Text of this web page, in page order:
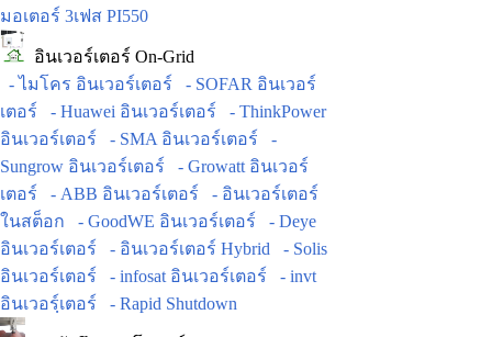
มอเตอร์ 3เฟส PI550
อินเวอร์เตอร์ On-Grid
- ไมโคร อินเวอร์เตอร์
- SOFAR อินเวอร์
เตอร์
- Huawei อินเวอร์เตอร์
- ThinkPower
อินเวอร์เตอร์
- SMA อินเวอร์เตอร์
-
Sungrow อินเวอร์เตอร์
- Growatt อินเวอร์
เตอร์
- ABB อินเวอร์เตอร์
- อินเวอร์เตอร์
ในสต็อก
- GoodWE อินเวอร์เตอร์
- Deye
อินเวอร์เตอร์
- อินเวอร์เตอร์ Hybrid
- Solis
อินเวอร์เตอร์
- infosat อินเวอร์เตอร์
- invt
อินเวอร์ฺเตอร์
- Rapid Shutdown